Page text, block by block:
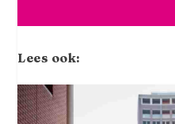
Lees ook: